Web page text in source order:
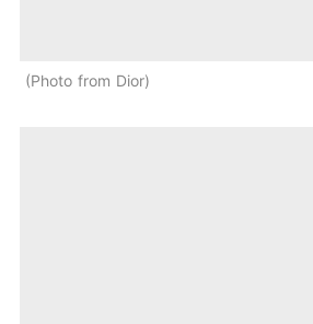
Photo from Dior